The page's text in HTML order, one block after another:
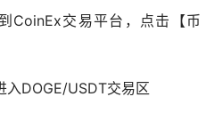
CoinEx交易平台，点击【币
入DOGE/USDT交易区